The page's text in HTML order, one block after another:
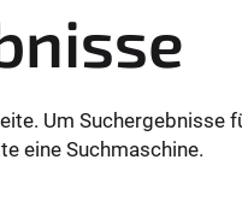
Um Suchergebnisse
eine Suchmaschine.